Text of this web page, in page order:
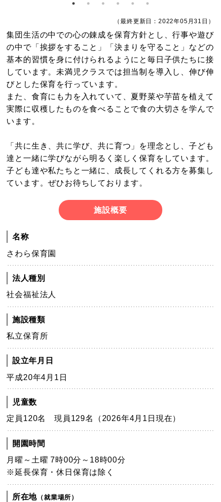
（最終更新日：2022年05月31日）
集団生活の中での心の錬成を保育方針とし、行事や遊び
の中で「挨拶をすること」「決まりを守ること」などの
基本的習慣を身に付けられるようにと毎日子供たちに接
しています。未満児クラスでは担当制を導入し、伸び伸
びとした保育を行っています。
また、食育にも力を入れていて、夏野菜や芋苗を植えて
実際に収穫したものを食べることで食の大切さを学んで
います。
「共に生き、共に学び、共に育つ」を理念とし、子ども
達と一緒に学びながら明るく楽しく保育をしています。
子ども達や私たちと一緒に、成長してくれる方を募集し
ています。ぜひお待ちしております。
施設概要
名称
さわら保育園
法人種別
社会福祉法人
施設種類
私立保育所
設立年月日
平成20年4月1日
児童数
定員120名 現員129名（2026年4月1日現在）
開園時間
月曜～土曜 7時00分～18時00分
※延長保育・休日保育は除く
所在地 （就業場所）